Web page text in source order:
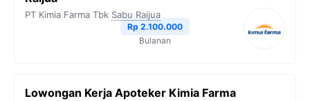
PT Kimia Farma Tbk Sabu Raijua
Rp 2.100.000
Bulanan
Lowongan Kerja Apoteker Kimia Farma